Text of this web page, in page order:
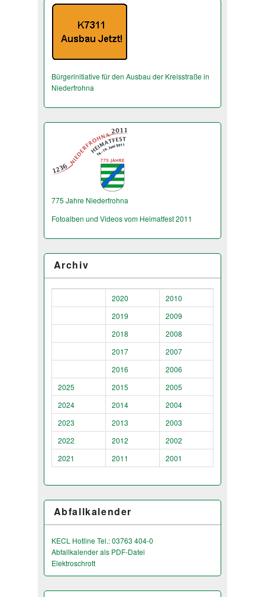
Bürgerinitiative für den Ausbau der Kreisstraße in
Niederfrohna
775 Jahre Niederfrohna
Fotoalben und Videos vom Heimatfest 2011
Archiv
2020
2010
2019
2009
2018
2008
2017
2007
2016
2006
2025
2015
2005
2024
2014
2004
2023
2013
2003
2022
2012
2002
2021
2011 2001
Abfallkalender
KECL Hotline Tel.: 03763 404-0
Abfallkalender als PDF-Datei
Elektroschrott